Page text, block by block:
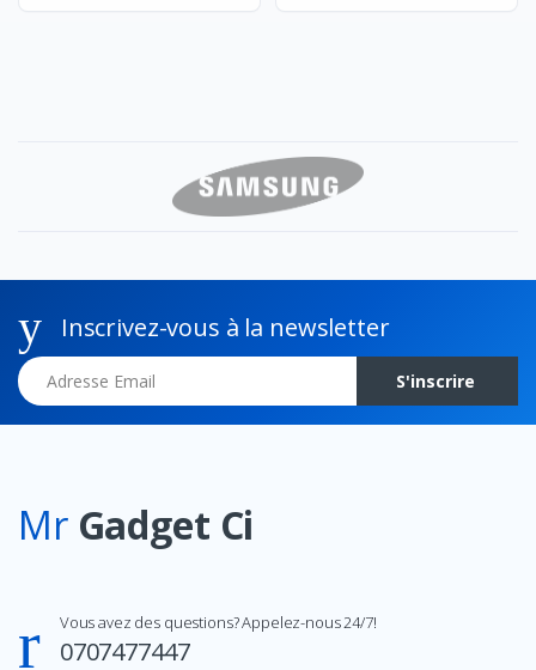
Inscrivez-vous à la newsletter
Adresse Email
S'inscrire
Mr Gadget Ci
Vous avez des questions? Appelez-nous 24/7!
0707477447